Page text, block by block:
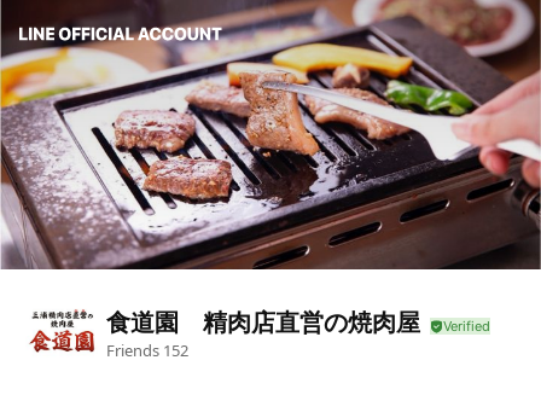
食道園 精肉店直営の焼肉屋
Friends 152